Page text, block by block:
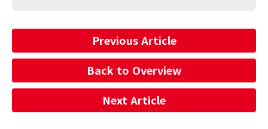
Previous Article
Back to Overview
Next Article